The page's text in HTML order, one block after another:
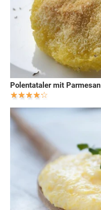
Polentataler mit Parmesan